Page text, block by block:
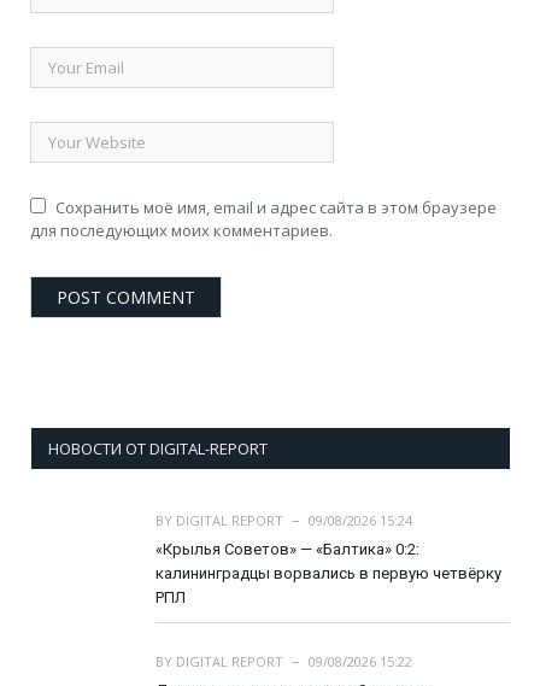
Сохранить моё имя, email и адрес сайта в этом браузере
для последующих моих комментариев.
НОВОСТИ ОТ DIGITAL-REPORT
BY DIGITAL REPORT
09/08/2026 15:24
«Крылья Советов» — «Балтика» 0:2:
калининградцы ворвались в первую четвёрку
РПЛ
BY DIGITAL REPORT
09/08/2026 15:22